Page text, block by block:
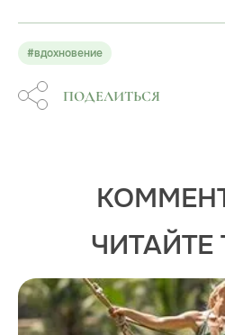
#вдохновение
ПОДЕЛИТЬСЯ
ЧИТАЙТЕ